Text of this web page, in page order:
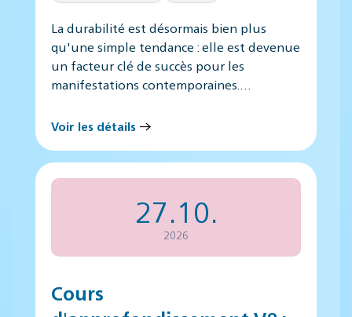
La durabilité est désormais bien plus
qu'une simple tendance : elle est devenue
un facteur clé de succès pour les
manifestations contemporaines.…
Voir les détails
27.10.
2026
Cours